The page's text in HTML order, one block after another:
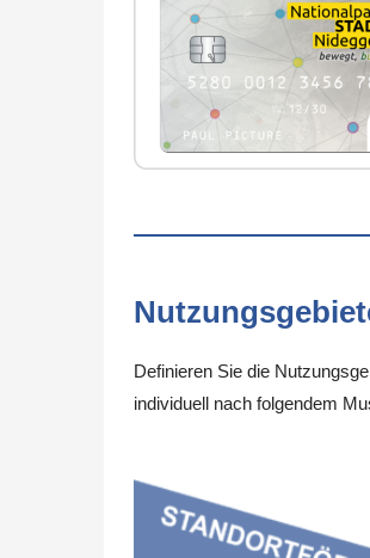
Definieren Sie die
individuell nach folgendem